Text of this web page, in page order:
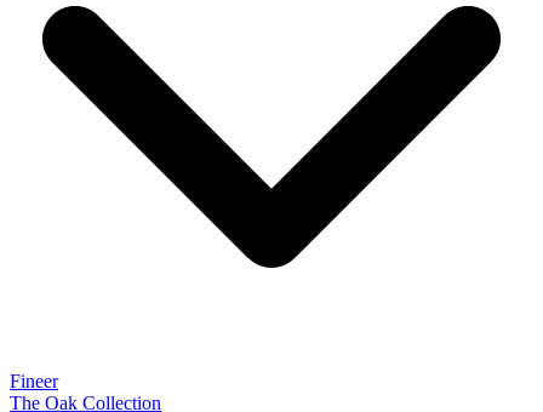
Fineer
The Oak Collection